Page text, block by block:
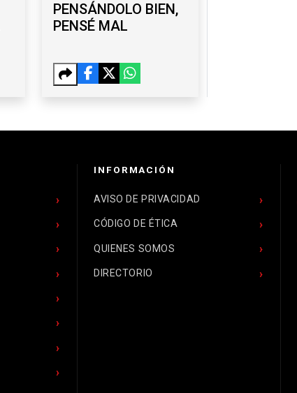
PENSÁNDOLO BIEN,
PENSÉ MAL
INFORMACIÓN
AVISO DE PRIVACIDAD
CÓDIGO DE ÉTICA
QUIENES SOMOS
DIRECTORIO